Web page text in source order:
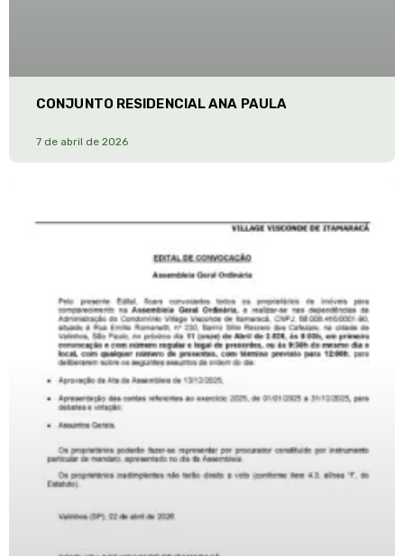
CONJUNTO RESIDENCIAL ANA PAULA
7 de abril de 2026